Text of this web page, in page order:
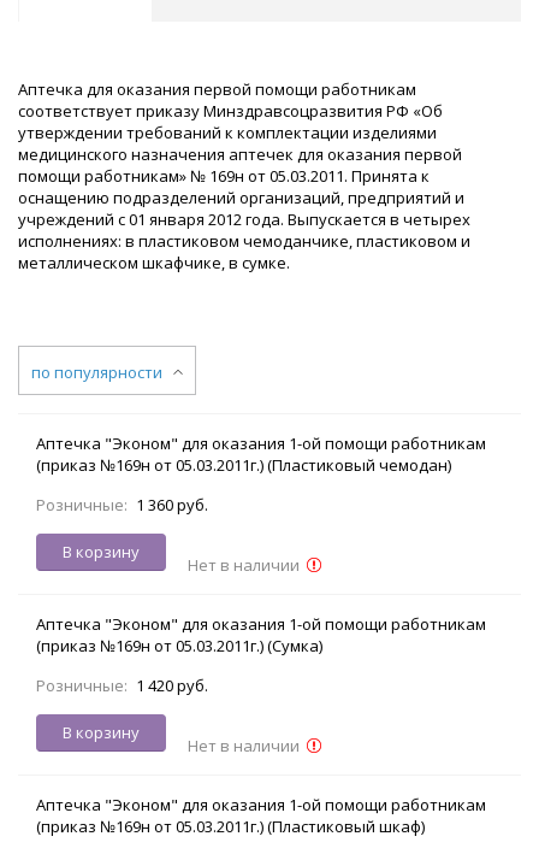
Аптечка для оказания первой помощи работникам
соответствует приказу Минздравсоцразвития РФ «Об
утверждении требований к комплектации изделиями
медицинского назначения аптечек для оказания первой
помощи работникам» № 169н от 05.03.2011. Принята к
оснащению подразделений организаций, предприятий и
учреждений с 01 января 2012 года. Выпускается в четырех
исполнениях: в пластиковом чемоданчике, пластиковом и
металлическом шкафчике, в сумке.
по популярности
Аптечка "Эконом" для оказания 1-ой помощи работникам
(приказ №169н от 05.03.2011г.) (Пластиковый чемодан)
Розничные: 1 360 руб.
В корзину
Нет в наличии
Аптечка "Эконом" для оказания 1-ой помощи работникам
(приказ №169н от 05.03.2011г.) (Сумка)
Розничные: 1 420 руб.
В корзину
Нет в наличии
Аптечка "Эконом" для оказания 1-ой помощи работникам
(приказ №169н от 05.03.2011г.) (Пластиковый шкаф)